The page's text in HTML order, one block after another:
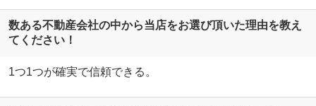
数ある不動産会社の中から当店をお選び頂いた理由を教え
てください！
1つ1つが確実で信頼できる。